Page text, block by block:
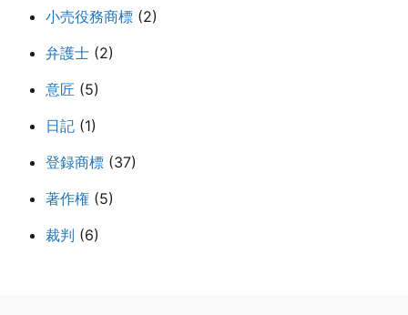
小売役務商標 (2)
弁護士 (2)
意匠 (5)
日記 (1)
登録商標 (37)
著作権 (5)
裁判 (6)